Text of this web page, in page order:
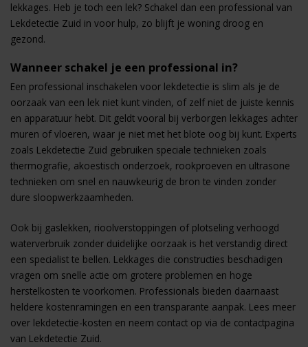
lekkages. Heb je toch een lek? Schakel dan een professional van
Lekdetectie Zuid in voor hulp, zo blijft je woning droog en
gezond.
Wanneer schakel je een professional in?
Een professional inschakelen voor lekdetectie is slim als je de
oorzaak van een lek niet kunt vinden, of zelf niet de juiste kennis
en apparatuur hebt. Dit geldt vooral bij verborgen lekkages achter
muren of vloeren, waar je niet met het blote oog bij kunt. Experts
zoals Lekdetectie Zuid gebruiken speciale technieken zoals
thermografie, akoestisch onderzoek, rookproeven en ultrasone
technieken om snel en nauwkeurig de bron te vinden zonder
dure sloopwerkzaamheden.
Ook bij gaslekken, rioolverstoppingen of plotseling verhoogd
waterverbruik zonder duidelijke oorzaak is het verstandig direct
een specialist te bellen. Lekkages die constructies beschadigen
vragen om snelle actie om grotere problemen en hoge
herstelkosten te voorkomen. Professionals bieden daarnaast
heldere kostenramingen en een transparante aanpak. Lees meer
over lekdetectie-kosten en neem contact op via de contactpagina
van Lekdetectie Zuid.